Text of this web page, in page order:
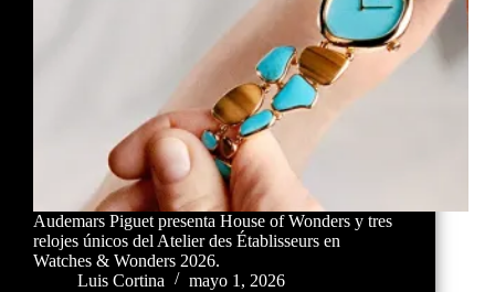
Audemars Piguet presenta House of Wonders y tres
relojes únicos del Atelier des Établisseurs en
Watches & Wonders 2026.
Luis Cortina
mayo 1, 2026